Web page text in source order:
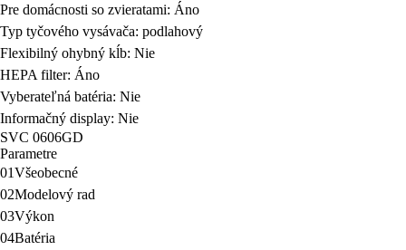
Pre domácnosti so zvieratami: Áno
Typ tyčového vysávača: podlahový
Flexibilný ohybný kĺb: Nie
HEPA filter: Áno
Vyberateľná batéria: Nie
Informačný display: Nie
SVC 0606GD
Parametre
01Všeobecné
02Modelový rad
03Výkon
04Batéria